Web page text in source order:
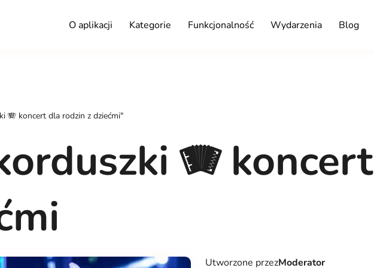
O aplikacji Kategorie Funkcjonalność Wydarzenia Blog
🪗 koncert dla rodzin z dziećmi"
🪗
Utworzone przezModerator